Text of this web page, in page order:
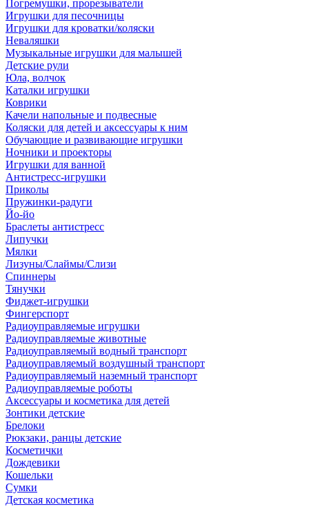
Погремушки, прорезыватели
Игрушки для песочницы
Игрушки для кроватки/коляски
Неваляшки
Музыкальные игрушки для малышей
Детские рули
Юла, волчок
Каталки игрушки
Коврики
Качели напольные и подвесные
Коляски для детей и аксессуары к ним
Обучающие и развивающие игрушки
Ночники и проекторы
Игрушки для ванной
Антистресс-игрушки
Приколы
Пружинки-радуги
Йо-йо
Браслеты антистресс
Липучки
Мялки
Лизуны/Слаймы/Слизи
Спиннеры
Тянучки
Фиджет-игрушки
Фингерспорт
Радиоуправляемые игрушки
Радиоуправляемые животные
Радиоуправляемый водный транспорт
Радиоуправляемый воздушный транспорт
Радиоуправляемый наземный транспорт
Радиоуправляемые роботы
Аксессуары и косметика для детей
Зонтики детские
Брелоки
Рюкзаки, ранцы детские
Косметички
Дождевики
Кошельки
Сумки
Детская косметика